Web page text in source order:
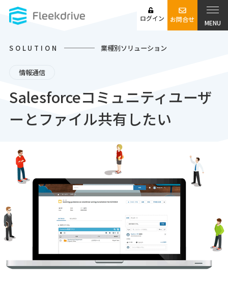
MENU
ログイン お問合せ
SOLUTION 業種別ソリューション
情報通信
Salesforceコミュニティユーザ
ーとファイル共有したい